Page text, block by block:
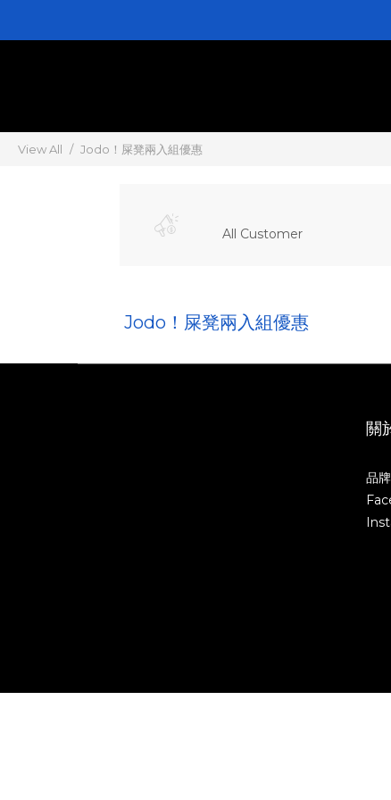
View All Jodo！屎凳兩入組優惠
All Customer
Jodo！屎凳兩入組優惠
關
品